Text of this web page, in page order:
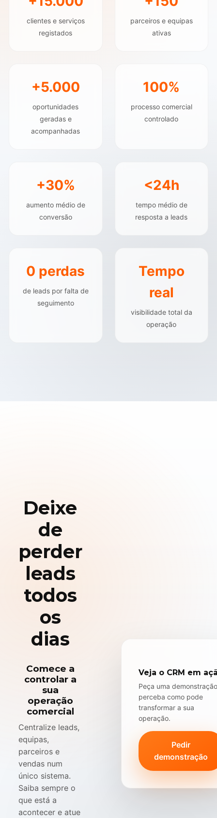
clientes e serviços
registados
parceiros e equipas
ativas
+5.000
oportunidades
geradas e
acompanhadas
100%
processo comercial
controlado
+30%
aumento médio de
conversão
<24h
tempo médio de
resposta a leads
0 perdas
de leads por falta de
seguimento
Tempo
real
visibilidade total da
operação
Deixe
de
perder
leads
todos
os
dias
Comece a
controlar a
sua
operação
comercial
Centralize leads,
equipas,
parceiros e
vendas num
único sistema.
Saiba sempre o
que está a
acontecer e atue
Veja o CRM em
Peça uma
perceba como pode
transformar a sua
operação.
Pedir
demonstração